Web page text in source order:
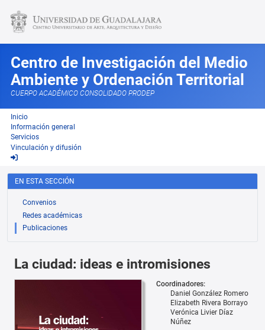
Centro de Investigación del Medio
Ambiente y Ordenación Territorial
CUERPO ACADÉMICO CONSOLIDADO PRODEP
Inicio
Información general
Servicios
Vinculación y difusión
EN ESTA SECCIÓN
Convenios
Redes académicas
Publicaciones
La ciudad: ideas e intromisiones
Coordinadores:
Daniel González Romero
Elizabeth Rivera Borrayo
Verónica Livier Díaz
Núñez